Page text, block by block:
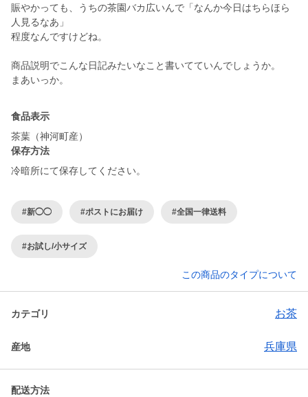
賑やかっても、うちの茶園バカ広いんで「なんか今日はちらほら
人見るなあ」
程度なんですけどね。
商品説明でこんな日記みたいなこと書いてていんでしょうか。
まあいっか。
食品表示
茶葉（神河町産）
保存方法
冷暗所にて保存してください。
#新◯◯ #ポストにお届け #全国一律送料
#お試し/小サイズ
この商品のタイプについて
カテゴリ お茶
産地 兵庫県
配送方法